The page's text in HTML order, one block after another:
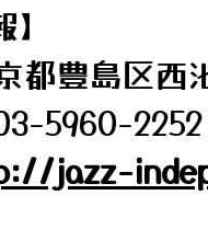
都豊島区西
5960-2252
jazz-